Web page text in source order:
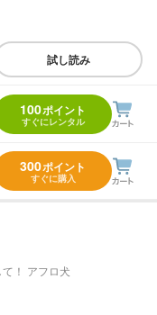
試し読み
100ポイント
すぐにレンタル
300ポイント
すぐに購入
！ アフロ犬